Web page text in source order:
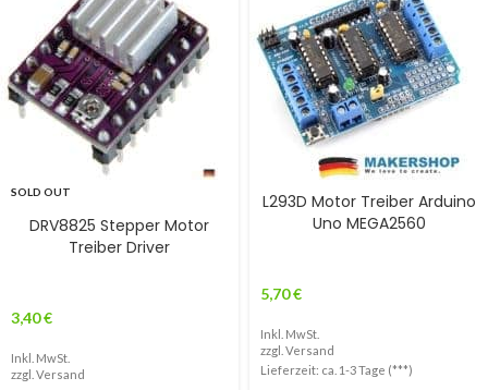
SOLD OUT
DRV8825 Stepper Motor
Treiber Driver
3,40€
Inkl. MwSt.
zzgl. Versand
L293D Motor Treiber Arduino
Uno MEGA2560
5,70€
Inkl. MwSt.
zzgl. Versand
Lieferzeit: ca. 1-3 Tage (***)